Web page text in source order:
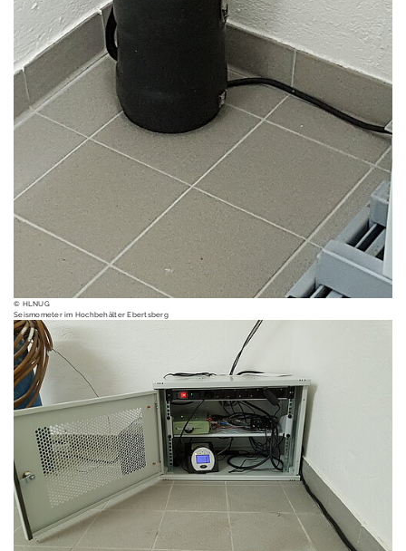
Stationsnetz
Aktuelle Ereignisse
Erdbebenkatalog
Fragen zu
Erdbeben
Erdbeben melden
Erdbebengefährdu
ng
In Hessen gespürte
Erdbeben
Erdwärme /
Geothermie
Geologie erleben
Geologische
Landesaufnahme
© HLNUG
Seismometer im Hochbehälter Ebertsberg